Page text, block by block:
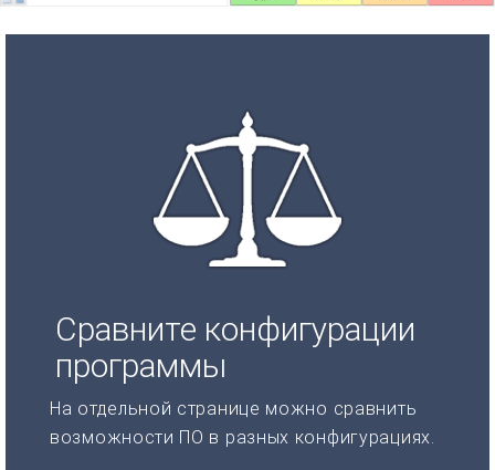
Сравните конфигурации
программы
На отдельной странице можно сравнить
возможности ПО в разных конфигурациях.